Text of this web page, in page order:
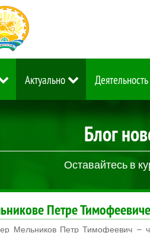
Актуально Деятельность
Блог
Оставайтесь в
Петре Тимофеевиче
Мельников Петр Тимофеевич –